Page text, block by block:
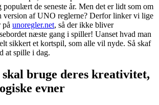
populært de seneste år. Men det er lidt som om
version af UNO reglerne? Derfor linker vi lige
på unoregler.net, så der ikke bliver
næste gang i spiller! Uanset hvad man
sikkert et kortspil, som alle vil nyde. Så skaf
at spille i dag.
bruge deres kreativitet,
evner